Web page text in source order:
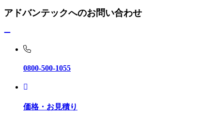
アドバンテックへのお問い合わせ
0800-500-1055
価格・お見積り